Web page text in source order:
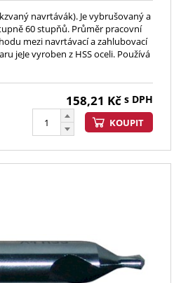
navrtávák). Je vybrušovaný a
60 stupňů. Průměr pracovní
mezi navrtávací a zahlubovací
jeJe vyroben z HSS oceli. Používá
158,21 Kč s DPH
KOUPIT